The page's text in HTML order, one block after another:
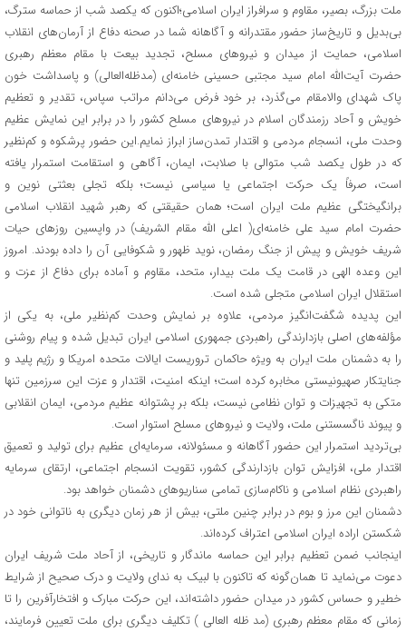
ملت بزرگ، بصیر، مقاوم و سرافراز ایران اسلامی؛اکنون که یکصد شب از حماسه سترگ،
بی‌بدیل و تاریخ‌ساز حضور مقتدرانه و آگاهانه شما در صحنه دفاع از آرمان‌های انقلاب
اسلامی، حمایت از میدان و نیروهای مسلح، تجدید بیعت با مقام معظم رهبری
حضرت آیت‌الله امام سید مجتبی حسینی خامنه‌ای (مدظله‌العالی) و پاسداشت خون
پاک شهدای والامقام می‌گذرد، بر خود فرض می‌دانم مراتب سپاس، تقدیر و تعظیم
خویش و آحاد رزمندگان اسلام در نیروهای مسلح کشور را در برابر این نمایش عظیم
وحدت ملی، انسجام مردمی و اقتدار تمدن‌ساز ابراز نمایم.این حضور پرشکوه و کم‌نظیر
که در طول یکصد شب متوالی با صلابت، ایمان، آگاهی و استقامت استمرار یافته
است، صرفاً یک حرکت اجتماعی یا سیاسی نیست؛ بلکه تجلی بعثتی نوین و
برانگیختگی عظیم ملت ایران است؛ همان حقیقتی که رهبر شهید انقلاب اسلامی
حضرت امام سید علی خامنه‌ای( اعلی الله مقام الشریف) در واپسین روزهای حیات
شریف خویش و پیش از جنگ رمضان، نوید ظهور و شکوفایی آن را داده بودند. امروز
این وعده الهی در قامت یک ملت بیدار، متحد، مقاوم و آماده برای دفاع از عزت و
استقلال ایران اسلامی متجلی شده است.
این پدیده شگفت‌انگیز مردمی، علاوه بر نمایش وحدت کم‌نظیر ملی، به یکی از
مؤلفه‌های اصلی بازدارندگی راهبردی جمهوری اسلامی ایران تبدیل شده و پیام روشنی
را به دشمنان ملت ایران به ویژه حاکمان تروریست ایالات متحده امریکا و رژیم پلید و
جنایتکار صهیونیستی مخابره کرده است؛ اینکه امنیت، اقتدار و عزت این سرزمین تنها
متکی به تجهیزات و توان نظامی نیست، بلکه بر پشتوانه عظیم مردمی، ایمان انقلابی
و پیوند ناگسستنی ملت، ولایت و نیروهای مسلح استوار است.
بی‌تردید استمرار این حضور آگاهانه و مسئولانه، سرمایه‌ای عظیم برای تولید و تعمیق
اقتدار ملی، افزایش توان بازدارندگی کشور، تقویت انسجام اجتماعی، ارتقای سرمایه
راهبردی نظام اسلامی و ناکام‌سازی تمامی سناریوهای دشمنان خواهد بود.
دشمنان این مرز و بوم در برابر چنین ملتی، بیش از هر زمان دیگری به ناتوانی خود در
شکستن اراده ایران اسلامی اعتراف کرده‌اند.
اینجانب ضمن تعظیم برابر این حماسه ماندگار و تاریخی، از آحاد ملت شریف ایران
دعوت می‌نماید تا همان‌گونه که تاکنون با لبیک به ندای ولایت و درک صحیح از شرایط
خطیر و حساس کشور در میدان حضور داشته‌اند، این حرکت مبارک و افتخارآفرین را تا
زمانی که مقام معظم رهبری (مد ظله العالی ) تکلیف دیگری برای ملت تعیین فرمایند،